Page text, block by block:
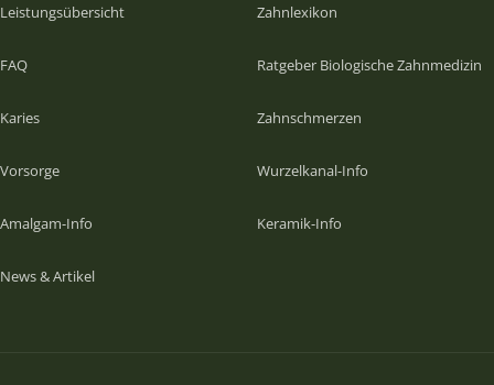
Leistungsübersicht Zahnlexikon
FAQ Ratgeber Biologische Zahnmedizin
Karies Zahnschmerzen
Vorsorge Wurzelkanal-Info
Amalgam-Info Keramik-Info
News & Artikel